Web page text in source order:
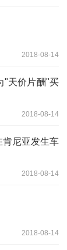
2018-08-14
"天价片酬"买
2018-08-14
肯尼亚发生车
2018-08-14
2018-08-14